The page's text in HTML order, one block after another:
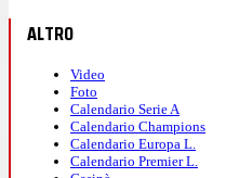
ALTRO
Video
Foto
Calendario Serie A
Calendario Champions
Calendario Europa L.
Calendario Premier L.